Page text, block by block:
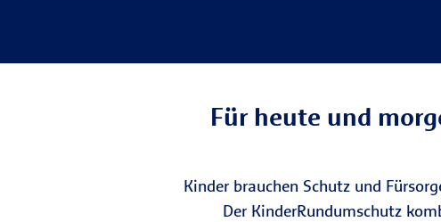
Für heute und
Kinder brauchen Schutz und
Der KinderRundumschutz